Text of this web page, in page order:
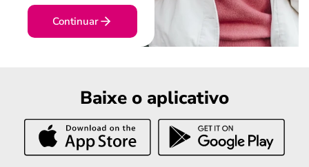
Continuar
Baixe o aplicativo